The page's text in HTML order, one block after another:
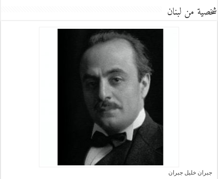
شخصية من لبنان
جبران خليل جبران